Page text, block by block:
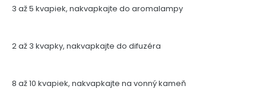
3 až 5 kvapiek, nakvapkajte do aromalampy
2 až 3 kvapky, nakvapkajte do difuzéra
8 až 10 kvapiek, nakvapkajte na vonný kameň